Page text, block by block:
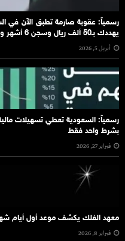
رسمياً: عقوبة صارمة تطبق الآن في
يهددك بـ50 ألف ريال وسجن 6 أشهر وترحيل!
أبريل 5, 2026
رسمياً: السعودية تعطي تسهيلات
بشرط واحد فقط
فبراير 27, 2026
معهد الفلك يكشف موعد أول أيام شهر
فبراير 8, 2026